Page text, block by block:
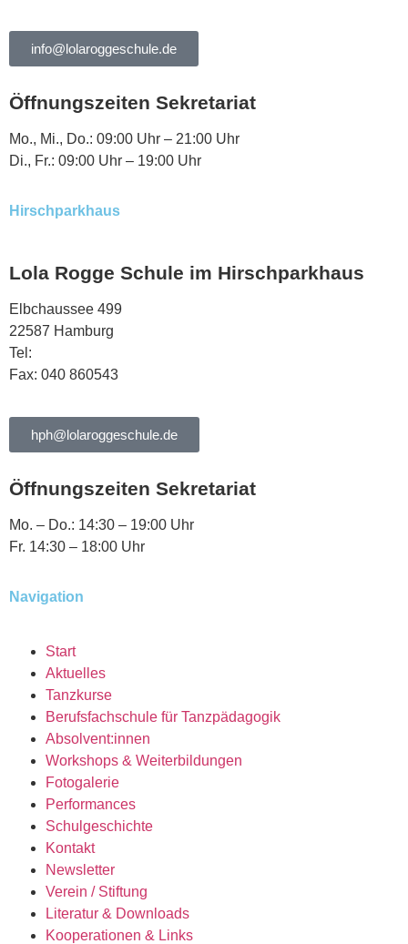
info@lolaroggeschule.de
Öffnungszeiten Sekretariat
Mo., Mi., Do.: 09:00 Uhr – 21:00 Uhr
Di., Fr.: 09:00 Uhr – 19:00 Uhr
Hirschparkhaus
Lola Rogge Schule im Hirschparkhaus
Elbchaussee 499
22587 Hamburg
Tel:
Fax: 040 860543
hph@lolaroggeschule.de
Öffnungszeiten Sekretariat
Mo. – Do.: 14:30 – 19:00 Uhr
Fr. 14:30 – 18:00 Uhr
Navigation
Start
Aktuelles
Tanzkurse
Berufsfachschule für Tanzpädagogik
Absolvent:innen
Workshops & Weiterbildungen
Fotogalerie
Performances
Schulgeschichte
Kontakt
Newsletter
Verein / Stiftung
Literatur & Downloads
Kooperationen & Links